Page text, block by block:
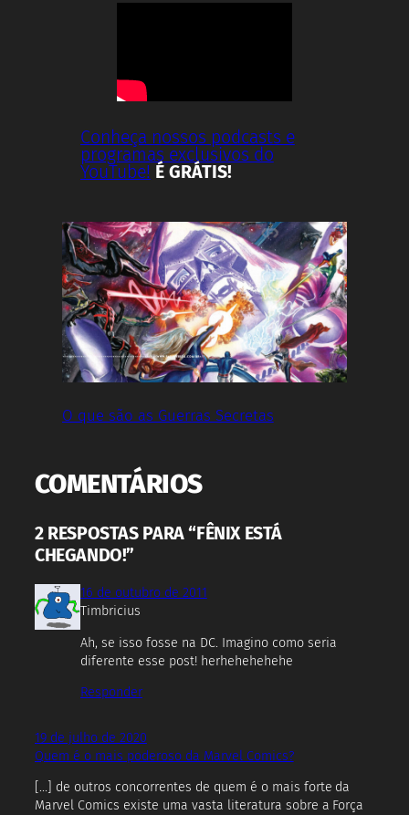
Conheça nossos podcasts e
programas exclusivos do
YouTube! É GRÁTIS!
O que são as Guerras Secretas
COMENTÁRIOS
2 RESPOSTAS PARA “FÊNIX ESTÁ
CHEGANDO!”
16 de outubro de 2011
Timbricius
Ah, se isso fosse na DC. Imagino como seria
diferente esse post! herhehehehehe
Responder
19 de julho de 2020
Quem é o mais poderoso da Marvel Comics?
[…] de outros concorrentes de quem é o mais forte da
Marvel Comics existe uma vasta literatura sobre a Força